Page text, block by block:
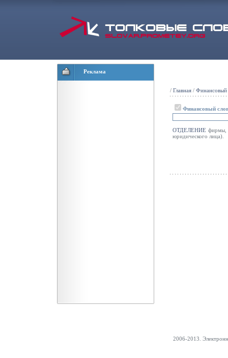
Реклама
/ Главная / Финансовый
Финансовый
ОТДЕЛЕНИЕ фирмы,
юридического лица).
2006-2013.